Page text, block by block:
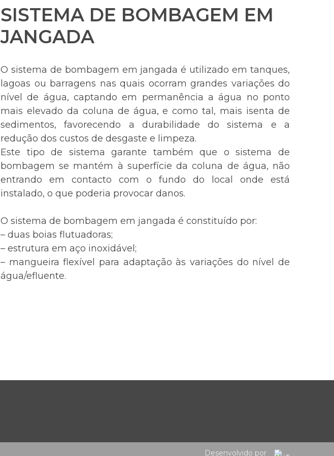
SISTEMA DE BOMBAGEM EM
JANGADA
O sistema de bombagem em jangada é utilizado em tanques,
lagoas ou barragens nas quais ocorram grandes variações do
nível de água, captando em permanência a água no ponto
mais elevado da coluna de água, e como tal, mais isenta de
sedimentos, favorecendo a durabilidade do sistema e a
redução dos custos de desgaste e limpeza.
Este tipo de sistema garante também que o sistema de
bombagem se mantém à superfície da coluna de água, não
entrando em contacto com o fundo do local onde está
instalado, o que poderia provocar danos.
O sistema de bombagem em jangada é constituído por:
– duas boias flutuadoras;
– estrutura em aço inoxidável;
– mangueira flexível para adaptação às variações do nível de
água/efluente.
Desenvolvido por